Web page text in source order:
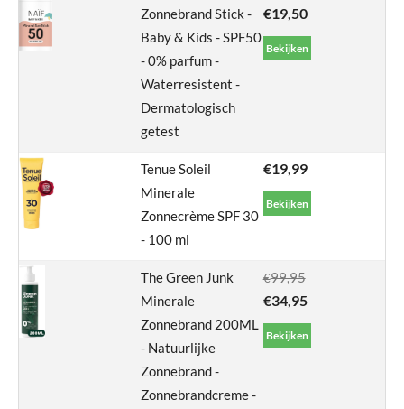
Zonnebrand Stick -
Baby & Kids - SPF50
- 0% parfum -
Waterresistent -
Dermatologisch
getest
€19,50
Bekijken
Tenue Soleil
Minerale
Zonnecrème SPF 30
- 100 ml
€19,99
Bekijken
The Green Junk
Minerale
Zonnebrand 200ML
- Natuurlijke
Zonnebrand -
Zonnebrandcreme -
€99,95
€34,95
Bekijken